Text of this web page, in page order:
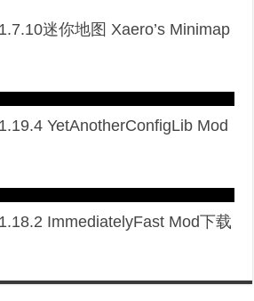
迷你地图 Xaero’s Minimap
YetAnotherConfigLib Mod
ImmediatelyFast Mod下载